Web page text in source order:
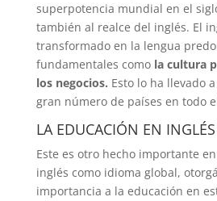
superpotencia mundial en el
también al realce del inglés. El
transformado en la lengua
fundamentales como la cultura
los negocios. Esto lo ha llevado
gran número de países en todo
LA EDUCACIÓN EN INGLÉS
Este es otro hecho importante
inglés como idioma global,
importancia a la educación en